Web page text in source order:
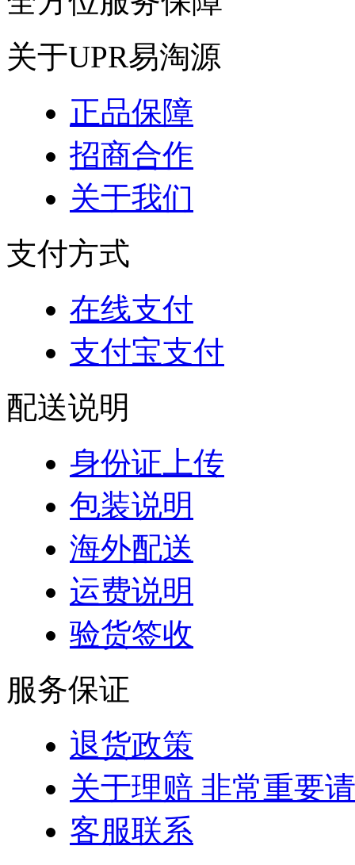
关于UPR易淘源
正品保障
招商合作
关于我们
支付方式
在线支付
支付宝支付
配送说明
身份证上传
包装说明
海外配送
运费说明
验货签收
服务保证
退货政策
关于理赔 非常重要
客服联系